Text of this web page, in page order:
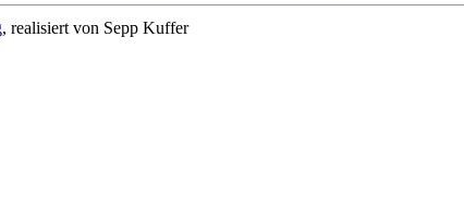
, realisiert von Sepp Kuffer